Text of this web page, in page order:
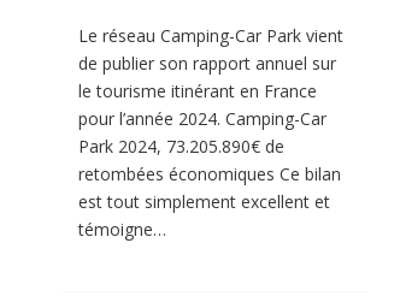
Le réseau Camping-Car Park vient
de publier son rapport annuel sur
le tourisme itinérant en France
pour l’année 2024. Camping-Car
Park 2024, 73.205.890€ de
retombées économiques Ce bilan
est tout simplement excellent et
témoigne…